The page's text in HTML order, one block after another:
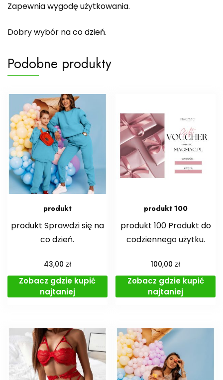
Zapewnia wygodę użytkowania.
Dobry wybór na co dzień.
Podobne produkty
produkt
produkt Sprawdzi się na
co dzień.
43,00 zł
Zobacz gdzie kupić
najtaniej
produkt 100
produkt 100 Produkt do
codziennego użytku.
100,00zł
Zobacz gdzie kupić
najtaniej